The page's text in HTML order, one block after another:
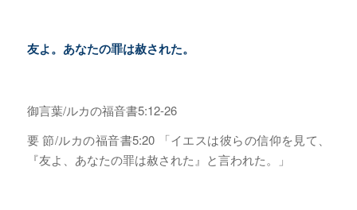
友よ。あなたの罪は赦された。
御言葉/ルカの福音書5:12-26
要 節/ルカの福音書5:20 「イエスは彼らの信仰を見て、
『友よ、あなたの罪は赦された』と言われた。」